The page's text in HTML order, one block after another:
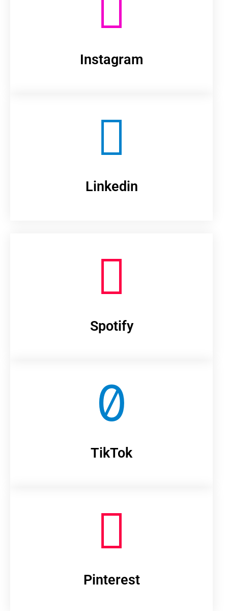
Instagram
Linkedin
Spotify
TikTok
Pinterest